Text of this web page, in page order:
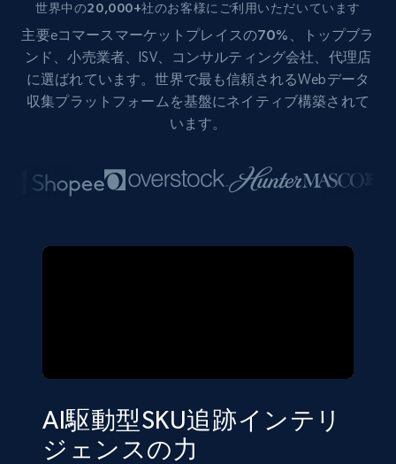
世界中の20,000+社のお客様にご利用いただいています
主要eコマース マーケットプレイスの70% 、トップブラ
ンド、小売業者、ISV、コンサルティング会社、代理店
に選ばれています。世界で最も信頼されるWebデータ
収集プラットフォームを基盤にネイティブ構築されて
います。
AI駆動型SKU追跡インテリ
ジェンスの力